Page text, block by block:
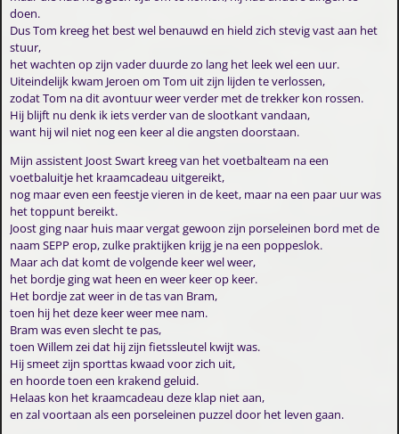
doen.
Dus Tom kreeg het best wel benauwd en hield zich stevig vast aan het
stuur,
het wachten op zijn vader duurde zo lang het leek wel een uur.
Uiteindelijk kwam Jeroen om Tom uit zijn lijden te verlossen,
zodat Tom na dit avontuur weer verder met de trekker kon rossen.
Hij blijft nu denk ik iets verder van de slootkant vandaan,
want hij wil niet nog een keer al die angsten doorstaan.
Mijn assistent Joost Swart kreeg van het voetbalteam na een
voetbaluitje het kraamcadeau uitgereikt,
nog maar even een feestje vieren in de keet, maar na een paar uur was
het toppunt bereikt.
Joost ging naar huis maar vergat gewoon zijn porseleinen bord met de
naam SEPP erop, zulke praktijken krijg je na een poppeslok.
Maar ach dat komt de volgende keer wel weer,
het bordje ging wat heen en weer keer op keer.
Het bordje zat weer in de tas van Bram,
toen hij het deze keer weer mee nam.
Bram was even slecht te pas,
toen Willem zei dat hij zijn fietssleutel kwijt was.
Hij smeet zijn sporttas kwaad voor zich uit,
en hoorde toen een krakend geluid.
Helaas kon het kraamcadeau deze klap niet aan,
en zal voortaan als een porseleinen puzzel door het leven gaan.